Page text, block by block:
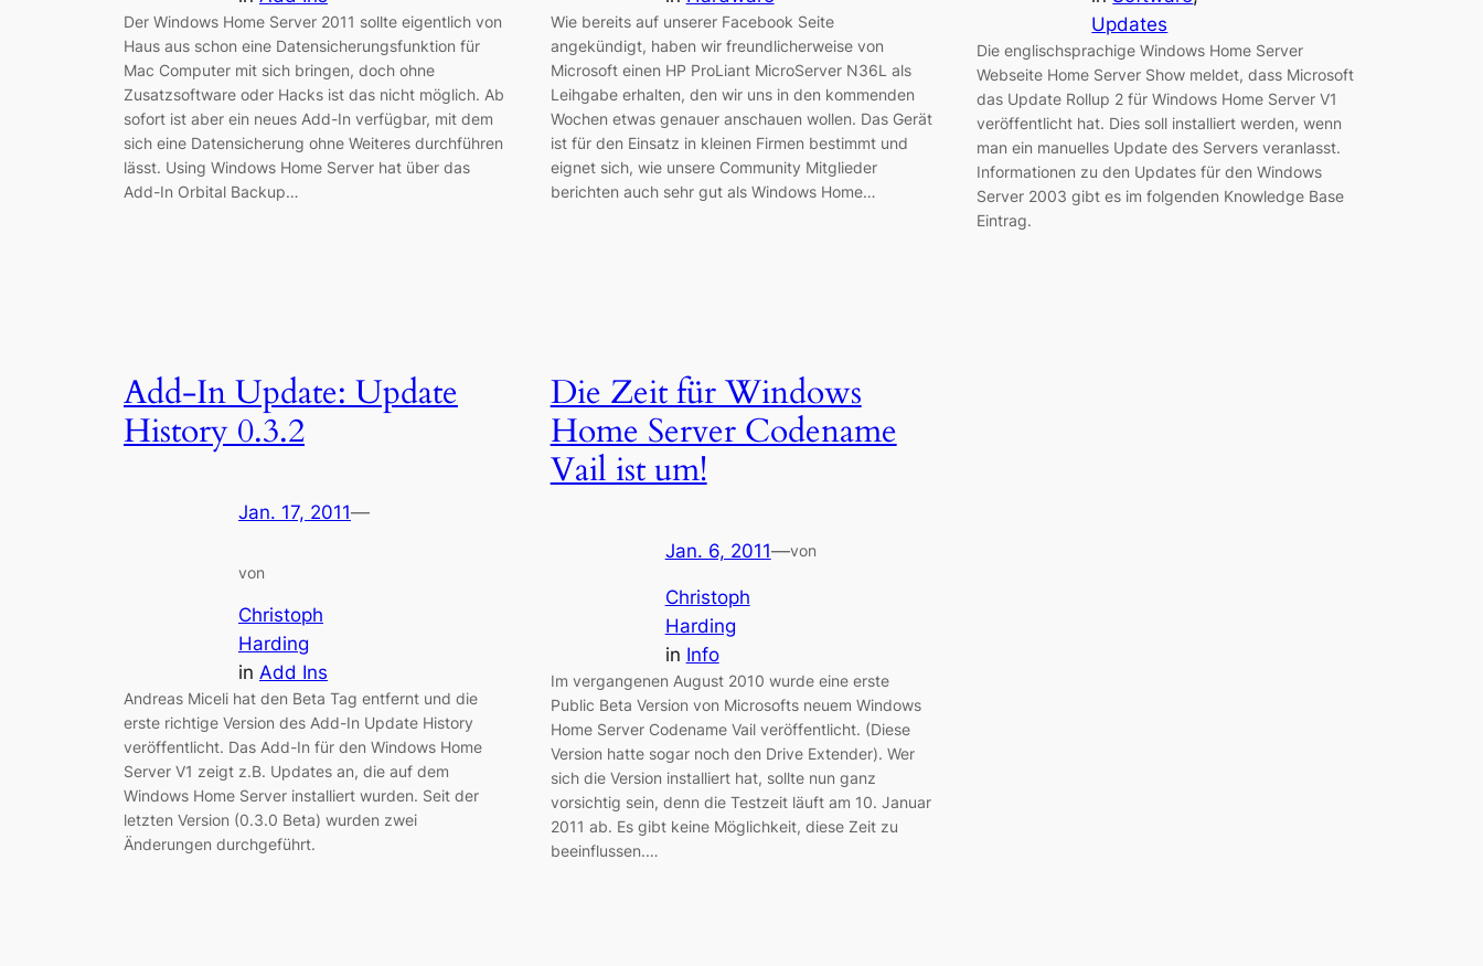
Der Windows Home Server 2011 sollte eigentlich von
Haus aus schon eine Datensicherungsfunktion für
Mac Computer mit sich bringen, doch ohne
Zusatzsoftware oder Hacks ist das nicht möglich. Ab
sofort ist aber ein neues Add-In verfügbar, mit dem
sich eine Datensicherung ohne Weiteres durchführen
lässt. Using Windows Home Server hat über das
Add-In Orbital Backup…
Wie bereits auf unserer Facebook Seite
angekündigt, haben wir freundlicherweise von
Microsoft einen HP ProLiant MicroServer N36L als
Leihgabe erhalten, den wir uns in den kommenden
Wochen etwas genauer anschauen wollen. Das Gerät
ist für den Einsatz in kleinen Firmen bestimmt und
eignet sich, wie unsere Community Mitglieder
berichten auch sehr gut als Windows Home…
Updates
Die englischsprachige Windows Home Server
Webseite Home Server Show meldet, dass Microsoft
das Update Rollup 2 für Windows Home Server V1
veröffentlicht hat. Dies soll installiert werden, wenn
man ein manuelles Update des Servers veranlasst.
Informationen zu den Updates für den Windows
Server 2003 gibt es im folgenden Knowledge Base
Eintrag.
Add-In Update: Update
History 0.3.2
Jan. 17, 2011—
von
Christoph
Harding
in Add Ins
Andreas Miceli hat den Beta Tag entfernt und die
erste richtige Version des Add-In Update History
veröffentlicht. Das Add-In für den Windows Home
Server V1 zeigt z.B. Updates an, die auf dem
Windows Home Server installiert wurden. Seit der
letzten Version (0.3.0 Beta) wurden zwei
Änderungen durchgeführt.
Die Zeit für Windows
Home Server Codename
Vail ist um!
Jan. 6, 2011—von
Christoph
Harding
in Info
Im vergangenen August 2010 wurde eine erste
Public Beta Version von Microsofts neuem Windows
Home Server Codename Vail veröffentlicht. (Diese
Version hatte sogar noch den Drive Extender). Wer
sich die Version installiert hat, sollte nun ganz
vorsichtig sein, denn die Testzeit läuft am 10. Januar
2011 ab. Es gibt keine Möglichkeit, diese Zeit zu
beeinflussen.…